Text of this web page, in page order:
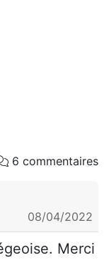
6 commentaires
08/04/2022
Merci